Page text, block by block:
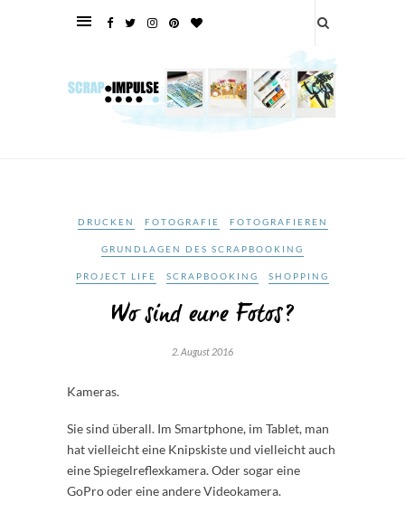
DRUCKEN FOTOGRAFIE FOTOGRAFIEREN
GRUNDLAGEN DES SCRAPBOOKING
PROJECT LIFE SCRAPBOOKING SHOPPING
Wo sind eure Fotos?
2. August 2016
Kameras.
Sie sind überall. Im Smartphone, im Tablet, man
hat vielleicht eine Knipskiste und vielleicht auch
eine Spiegelreflexkamera. Oder sogar eine
GoPro oder eine andere Videokamera.